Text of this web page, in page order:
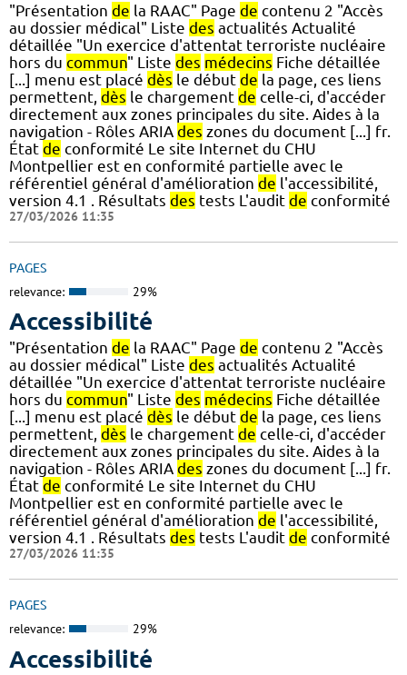
"Présentation de la RAAC" Page de contenu 2 "Accès
au dossier médical" Liste des actualités Actualité
détaillée "Un exercice d'attentat terroriste nucléaire
hors du commun" Liste des médecins Fiche détaillée
[...] menu est placé dès le début de la page, ces liens
permettent, dès le chargement de celle-ci, d'accéder
directement aux zones principales du site. Aides à la
navigation - Rôles ARIA des zones du document [...] fr.
État de conformité Le site Internet du CHU
Montpellier est en conformité partielle avec le
référentiel général d'amélioration de l'accessibilité,
version 4.1 . Résultats des tests L'audit de conformité
27/03/2026 11:35
PAGES
relevance: 29%
Accessibilité
"Présentation de la RAAC" Page de contenu 2 "Accès
au dossier médical" Liste des actualités Actualité
détaillée "Un exercice d'attentat terroriste nucléaire
hors du commun" Liste des médecins Fiche détaillée
[...] menu est placé dès le début de la page, ces liens
permettent, dès le chargement de celle-ci, d'accéder
directement aux zones principales du site. Aides à la
navigation - Rôles ARIA des zones du document [...] fr.
État de conformité Le site Internet du CHU
Montpellier est en conformité partielle avec le
référentiel général d'amélioration de l'accessibilité,
version 4.1 . Résultats des tests L'audit de conformité
27/03/2026 11:35
PAGES
relevance: 29%
Accessibilité